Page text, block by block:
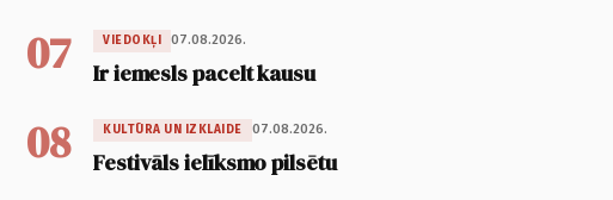
07 VIEDOKĻI 07.08.2026.
Ir iemesls pacelt kausu
08 KULTŪRA UN IZKLAIDE 07.08.2026.
Festivāls ielīksmo pilsētu